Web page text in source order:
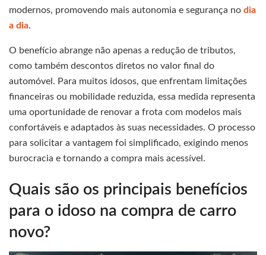
modernos, promovendo mais autonomia e segurança no dia
a dia.
O benefício abrange não apenas a redução de tributos,
como também descontos diretos no valor final do
automóvel. Para muitos idosos, que enfrentam limitações
financeiras ou mobilidade reduzida, essa medida representa
uma oportunidade de renovar a frota com modelos mais
confortáveis e adaptados às suas necessidades. O processo
para solicitar a vantagem foi simplificado, exigindo menos
burocracia e tornando a compra mais acessível.
Quais são os principais benefícios
para o idoso na compra de carro
novo?